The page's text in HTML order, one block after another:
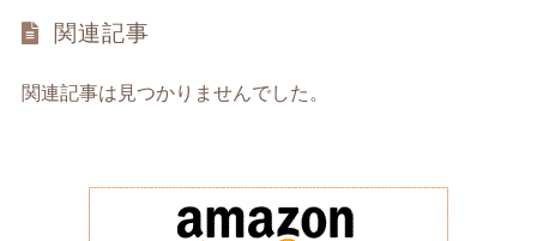
関連記事
関連記事は見つかりませんでした。